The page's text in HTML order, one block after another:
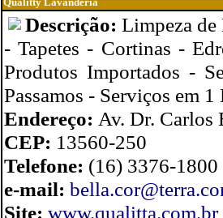
Descrição: Limpeza de
- Tapetes - Cortinas -
Produtos Importados -
Passamos - Serviços em
Endereço: Av. Dr. Carlos
CEP: 13560-250
Telefone: (16) 3376-1800
e-mail:
Site: www.qualitta.com.br